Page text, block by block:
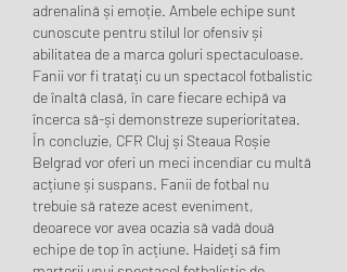
adrenalină și emoție. Ambele echipe sunt
cunoscute pentru stilul lor ofensiv și
abilitatea de a marca goluri spectaculoase.
Fanii vor fi tratați cu un spectacol fotbalistic
de înaltă clasă, în care fiecare echipă va
încerca să-și demonstreze superioritatea.
În concluzie, CFR Cluj și Steaua Roșie
Belgrad vor oferi un meci incendiar cu multă
acțiune și suspans. Fanii de fotbal nu
trebuie să rateze acest eveniment,
deoarece vor avea ocazia să vadă două
echipe de top în acțiune. Haideți să fim